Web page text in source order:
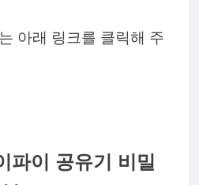
아래 링크를 클릭해 주
파이 공유기 비밀